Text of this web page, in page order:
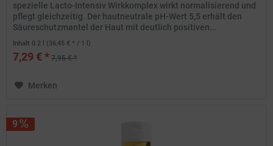
spezielle Lacto-Intensiv Wirkkomplex wirkt normalisierend und
pflegt gleichzeitig. Der hautneutrale pH-Wert 5,5 erhält den
Säureschutzmantel der Haut mit deutlich positiven...
Inhalt 0.2 l (36,45 € * / 1 l)
7,29 € * 7,95 € *
Merken
9